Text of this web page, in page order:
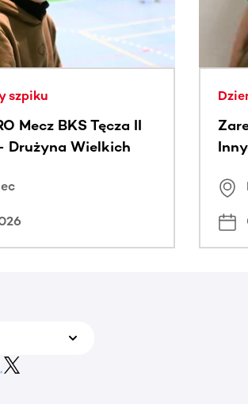
szpiku
Mecz BKS Tęcza II
Drużyna Wielkich